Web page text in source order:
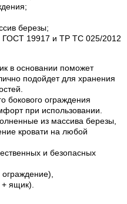
березы;
ГОСТ 19917 и ТР ТС 025/2012
в основании поможет
подойдет для хранения
бокового ограждения
при использовании.
из массива березы,
кровати на любой
и безопасных
ящик).